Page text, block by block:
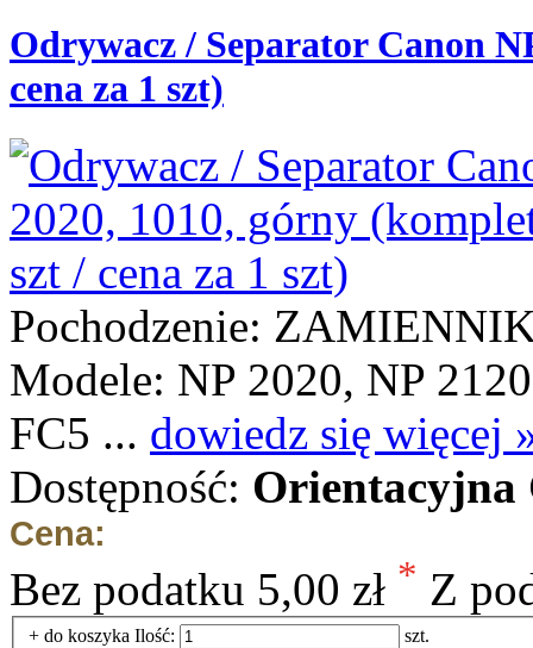
Odrywacz / Separator Canon
cena za 1 szt)
Pochodzenie:
Modele: NP 2020, NP
FC5 ... dowiedz się więcej
Dostępność: Orientacyjna
Cena:
Bez podatku 5,00 zł * Z
+ do koszyka Ilość: szt.